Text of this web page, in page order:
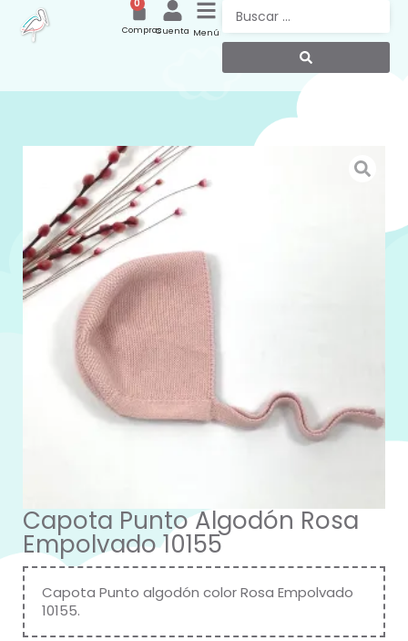
Menú
Cuenta
0
Compras
Capota Punto Algodón Rosa
Empolvado 10155
Capota Punto algodón color Rosa Empolvado
10155.